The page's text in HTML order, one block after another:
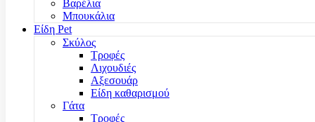
Βαρέλια
Μπουκάλια
Είδη Pet
Σκύλος
Τροφές
Λιχουδιές
Αξεσουάρ
Είδη καθαρισμού
Γάτα
Τροφές